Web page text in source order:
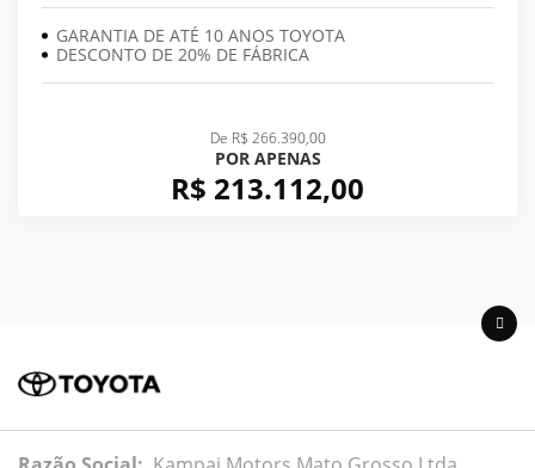
GARANTIA DE ATÉ 10 ANOS TOYOTA
DESCONTO DE 20% DE FÁBRICA
De R$ 266.390,00
POR APENAS
R$ 213.112,00